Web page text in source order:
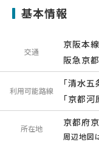
基本情報
交通
京阪本線
阪急京
利用可能路線
「清水
「京都
所在地
京都府
周辺地図